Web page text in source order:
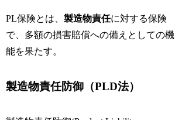
PL保険とは、製造物責任に対する保険
で、多額の損害賠償への備えとしての機
能を果たす。
製造物責任防御（PLD法）